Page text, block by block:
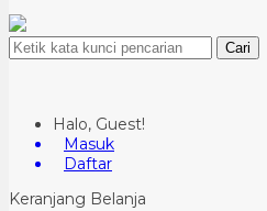
Cari
Halo, Guest!
Masuk
Daftar
Keranjang Belanja